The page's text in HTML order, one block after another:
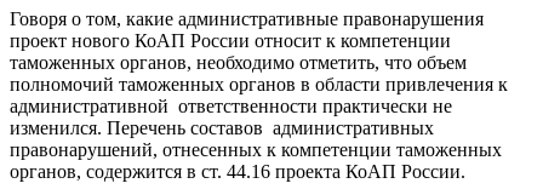
Говоря о том, какие административные правонарушения
проект нового КоАП России относит к компетенции
таможенных органов, необходимо отметить, что объем
полномочий таможенных органов в области привлечения к
административной ответственности практически не
изменился. Перечень составов административных
правонарушений, отнесенных к компетенции таможенных
органов, содержится в ст. 44.16 проекта КоАП России.